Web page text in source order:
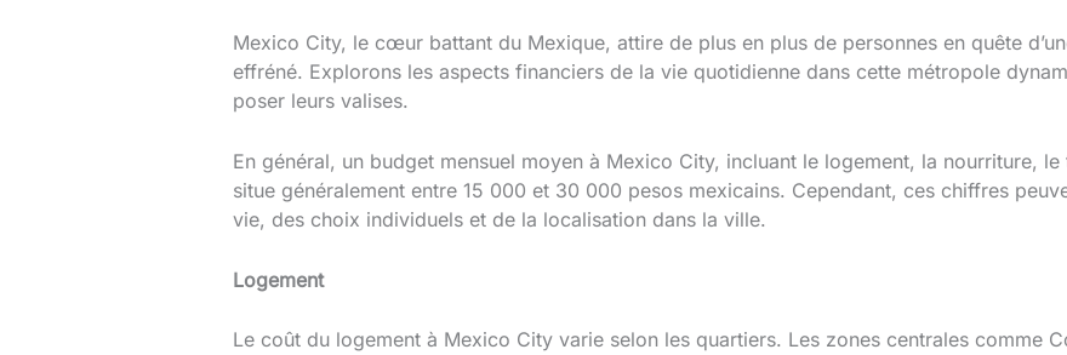
Mexico City, le cœur battant du Mexique, attire de plus en plus de personnes en quête
effréné. Explorons les aspects financiers de la vie quotidienne dans cette métropole
poser leurs valises.
En général, un budget mensuel moyen à Mexico City, incluant le logement, la nourriture,
situe généralement entre 15 000 et 30 000 pesos mexicains. Cependant, ces chiffres
vie, des choix individuels et de la localisation dans la ville.
Logement
Le coût du logement à Mexico City varie selon les quartiers. Les zones centrales comme